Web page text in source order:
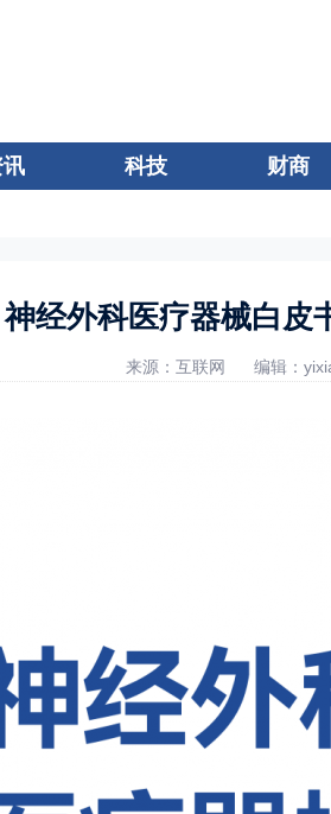
讯 科技 财商
神经外科医疗器械白皮
来源：互联网 编辑：